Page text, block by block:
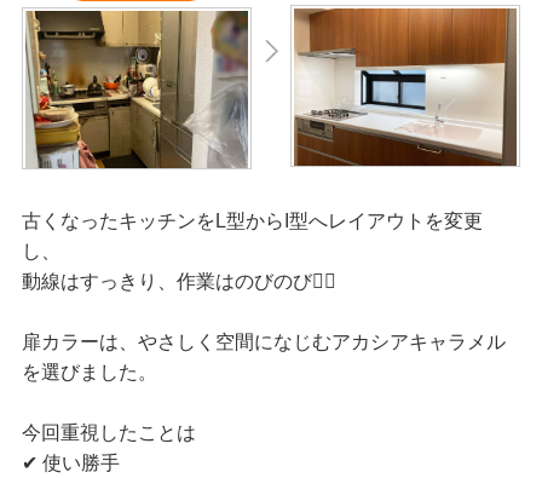
古くなったキッチンをL型からI型へレイアウトを変更
し、
動線はすっきり、作業はのびのび🙆‍♀
扉カラーは、やさしく空間になじむアカシアキャラメル
を選びました。
今回重視したことは
✔ 使い勝手